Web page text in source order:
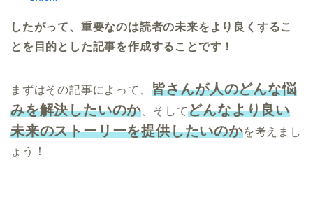
したがって、重要なのは読者の未来をより良くするこ
とを目的とした記事を作成することです！
まずはその記事によって、 皆さんが人のどんな悩
みを解決したいのか 、そしてどんなより良い
未来のストーリーを提供したいのかを考えまし
ょう！